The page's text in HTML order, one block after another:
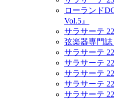
ローランド
Vol.5』
サラサーテ
弦楽器専門誌
サラサーテ
サラサーテ
サラサーテ
サラサーテ
サラサーテ